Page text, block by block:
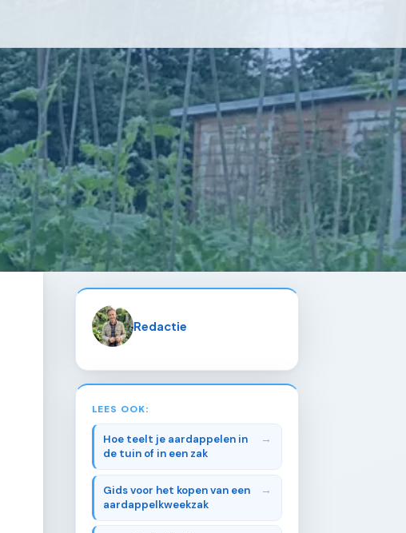
Redactie
LEES OOK:
Hoe teelt je aardappelen in
de tuin of in een zak
Gids voor het kopen van een
aardappelkweekzak